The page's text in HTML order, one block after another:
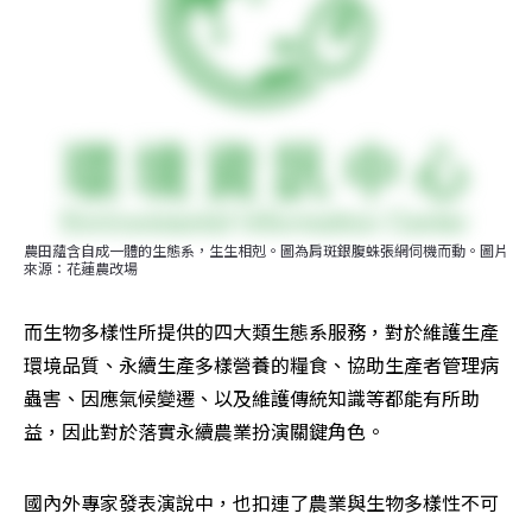
農田蘊含自成一體的生態系，生生相剋。圖為肩斑銀腹蛛張網伺機而動。圖片
來源：花蓮農改場
而生物多樣性所提供的四大類生態系服務，對於維護生產
環境品質、永續生產多樣營養的糧食、協助生產者管理病
蟲害、因應氣候變遷、以及維護傳統知識等都能有所助
益，因此對於落實永續農業扮演關鍵角色。
國內外專家發表演說中，也扣連了農業與生物多樣性不可